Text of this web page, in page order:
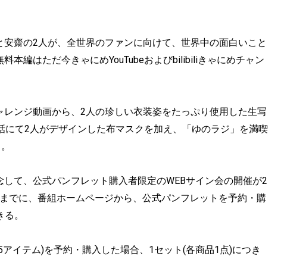
齋の2人が、全世界のファンに向けて、世界中の面白いこと
本編はただ今きゃにめYouTubeおよびbilibiliきゃにめチャン
ンジ動画から、2人の珍しい衣装姿をたっぷり使用した生写
て2人がデザインした布マスクを加え、「ゆのラジ」を満喫
て、公式パンフレット購入者限定のWEBサイン会の開催が2
でに、番組ホームページから、公式パンフレットを予約・購
。
イテム)を予約・購入した場合、1セット(各商品1点)につき